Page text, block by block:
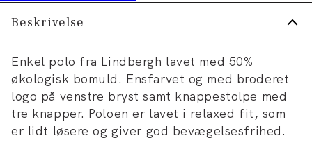
Beskrivelse
Enkel polo fra Lindbergh lavet med 50%
økologisk bomuld. Ensfarvet og med broderet
logo på venstre bryst samt knappestolpe med
tre knapper. Poloen er lavet i relaxed fit, som
er lidt løsere og giver god bevægelsesfrihed.